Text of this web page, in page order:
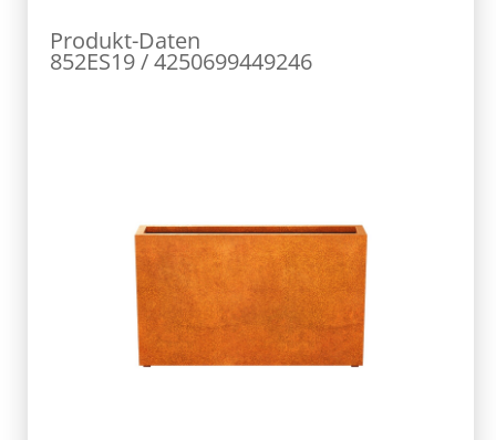
Produkt-Daten
852ES19 / 4250699449246